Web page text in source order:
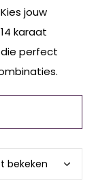
jouw
karaat
perfect